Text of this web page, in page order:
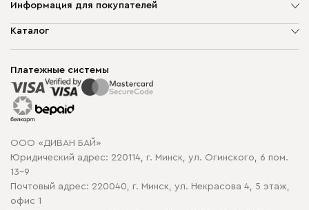
Информация для покупателей
О компании
Способы оплаты
Рассрочка и кредит
Гарантия
Карта сайта
Политика конфиденциальности
Политика в отношении обработки cookie
Каталог
Корпусная мебель
Распродажа мебели
Платежные системы
ООО «ДИВАН БАЙ»
Юридический адрес: 220114, г. Минск, ул. Огинского, 6 пом.
13-9
Почтовый адрес: 220040, г. Минск, ул. Некрасова 4, 5 этаж,
офис 1